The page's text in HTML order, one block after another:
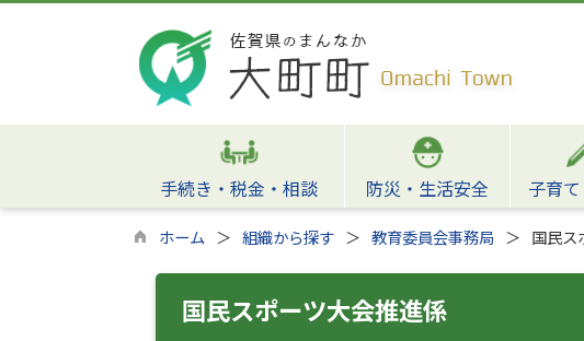
手続き・税金・相談 防災・生活安全 子育
ホーム 組織から探す 教育委員会事務局 国民ス
国民スポーツ大会推進係